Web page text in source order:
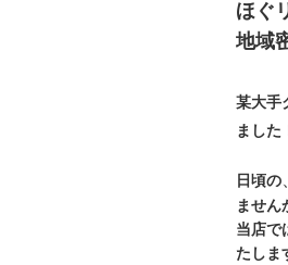
ほぐ
地域
某大手
ました
日頃の
ません
当店で
たしま